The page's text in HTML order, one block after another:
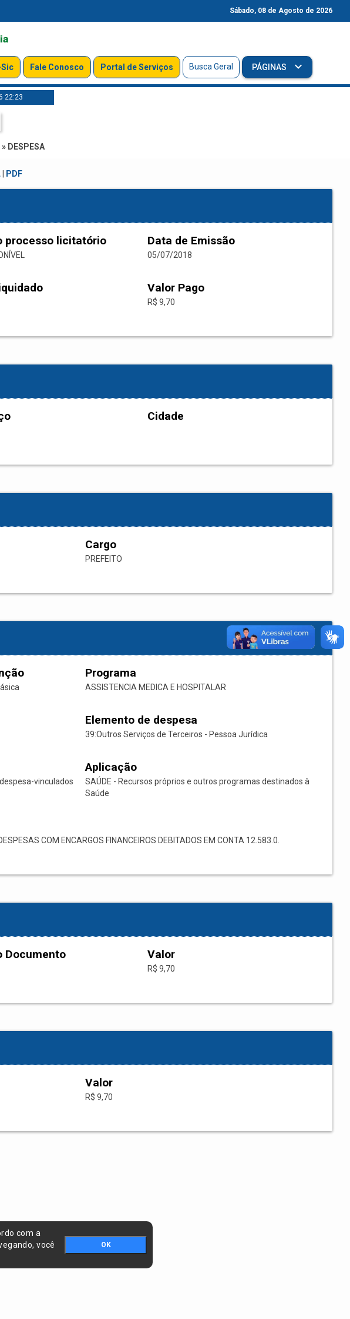
Sábado, 08 de Agosto de 2026
Fale Conosco Portal de Serviços Busca Geral PÁGINAS
22:23
» DESPESA
| PDF
processo licitatório Data de Emissão
05/07/2018
Valor Pago
R$ 9,70
Cidade
Cargo
PREFEITO
Programa
ASSISTENCIA MEDICA E HOSPITALAR
Elemento de despesa
39:Outros Serviços de Terceiros - Pessoa Jurídica
vinculados
Aplicação
SAÚDE - Recursos próprios e outros programas destinados à
Saúde
COM ENCARGOS FINANCEIROS DEBITADOS EM CONTA 12.583.0.
Documento Valor
R$ 9,70
Valor
R$ 9,70
com a
você
OK